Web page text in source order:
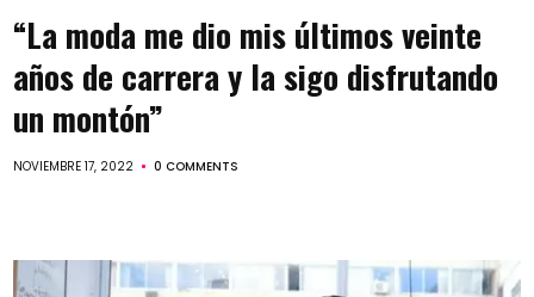
“La moda me dio mis últimos veinte
años de carrera y la sigo disfrutando
un montón”
NOVIEMBRE 17, 2022 0 COMMENTS